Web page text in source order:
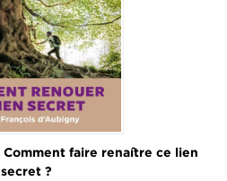
faire renaître ce lien
secret ?